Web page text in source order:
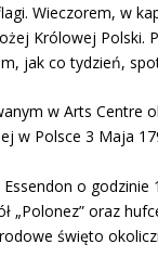
Wieczorem, w
Królowej Polski.
jak co tydzień,
w Arts Centre
w Polsce 3 Maja
o
oraz
święto